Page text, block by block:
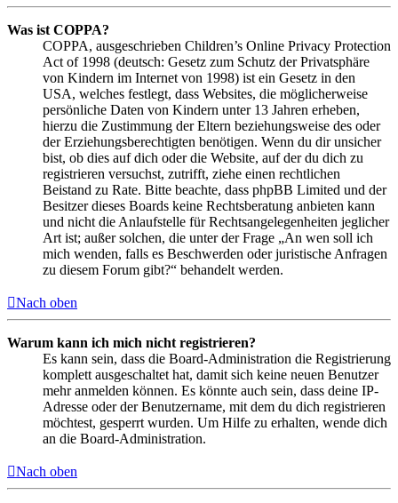
Was ist COPPA?
COPPA, ausgeschrieben Children’s Online Privacy Protection
Act of 1998 (deutsch: Gesetz zum Schutz der Privatsphäre
von Kindern im Internet von 1998) ist ein Gesetz in den
USA, welches festlegt, dass Websites, die möglicherweise
persönliche Daten von Kindern unter 13 Jahren erheben,
hierzu die Zustimmung der Eltern beziehungsweise des oder
der Erziehungsberechtigten benötigen. Wenn du dir unsicher
bist, ob dies auf dich oder die Website, auf der du dich zu
registrieren versuchst, zutrifft, ziehe einen rechtlichen
Beistand zu Rate. Bitte beachte, dass phpBB Limited und der
Besitzer dieses Boards keine Rechtsberatung anbieten kann
und nicht die Anlaufstelle für Rechtsangelegenheiten jeglicher
Art ist; außer solchen, die unter der Frage „An wen soll ich
mich wenden, falls es Beschwerden oder juristische Anfragen
zu diesem Forum gibt?“ behandelt werden.
Nach oben
Warum kann ich mich nicht registrieren?
Es kann sein, dass die Board-Administration die Registrierung
komplett ausgeschaltet hat, damit sich keine neuen Benutzer
mehr anmelden können. Es könnte auch sein, dass deine IP-
Adresse oder der Benutzername, mit dem du dich registrieren
möchtest, gesperrt wurden. Um Hilfe zu erhalten, wende dich
an die Board-Administration.
Nach oben